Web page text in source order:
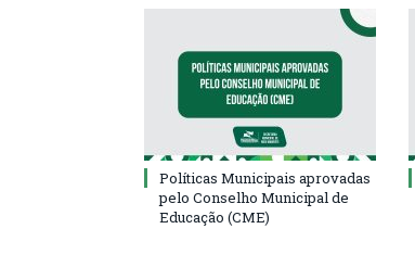
Políticas Municipais aprovadas
pelo Conselho Municipal de
Educação (CME)